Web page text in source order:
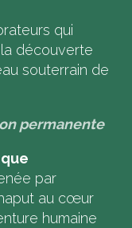
qui
la découverte
souterrain de
permanente
par
au cœur
humaine